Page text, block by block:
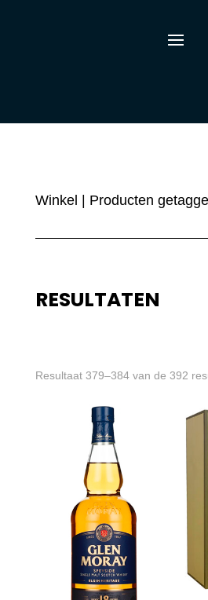
Winkel | Producten
RESULTATEN
Resultaat 379–384 van de 392